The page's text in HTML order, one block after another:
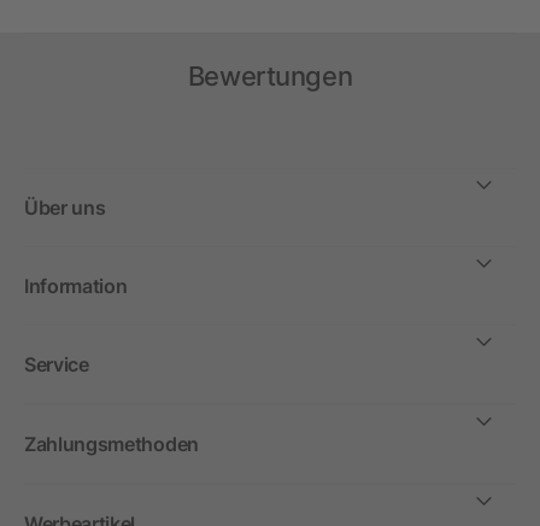
Bewertungen
Über uns
Information
Service
Zahlungsmethoden